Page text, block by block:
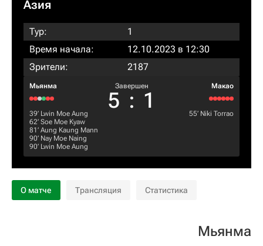
Азия
Тур:
1
Время начала:
12.10.2023 в 12:30
Зрители:
2187
Мьянма Завершен
5 : 1
Макао
39‎’‎ Lwin Moe Aung
62‎’‎ Soe Moe Kyaw
81‎’‎ Aung Kaung Mann
90‎’‎ Nay Moe Naing
90‎’‎ Lwin Moe Aung
55‎’‎ Niki Torrao
О матче Трансляция Статистика
Мьянма